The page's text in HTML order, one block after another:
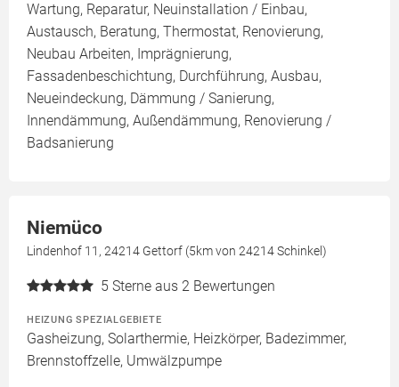
Wartung, Reparatur, Neuinstallation / Einbau,
Austausch, Beratung, Thermostat, Renovierung,
Neubau Arbeiten, Imprägnierung,
Fassadenbeschichtung, Durchführung, Ausbau,
Neueindeckung, Dämmung / Sanierung,
Innendämmung, Außendämmung, Renovierung /
Badsanierung
Niemüco
Lindenhof 11, 24214 Gettorf (5km von 24214 Schinkel)
5 Sterne aus 2 Bewertungen
HEIZUNG SPEZIALGEBIETE
Gasheizung, Solarthermie, Heizkörper, Badezimmer,
Brennstoffzelle, Umwälzpumpe